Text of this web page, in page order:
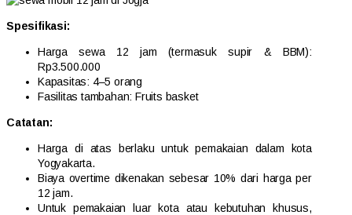
Spesifikasi:
Harga sewa 12 jam (termasuk supir & BBM):
Rp3.500.000
Kapasitas: 4–5 orang
Fasilitas tambahan: Fruits basket
Catatan:
Harga di atas berlaku untuk pemakaian dalam kota
Yogyakarta.
Biaya overtime dikenakan sebesar 10% dari harga per
12 jam.
Untuk pemakaian luar kota atau kebutuhan khusus,